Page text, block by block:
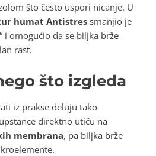
što često uspori nicanje. U
humat Antistres smanjio je
i omogućio da se biljka brže
rast.
što izgleda
iz prakse deluju tako
direktno utiču na
membrana, pa biljka brže
.